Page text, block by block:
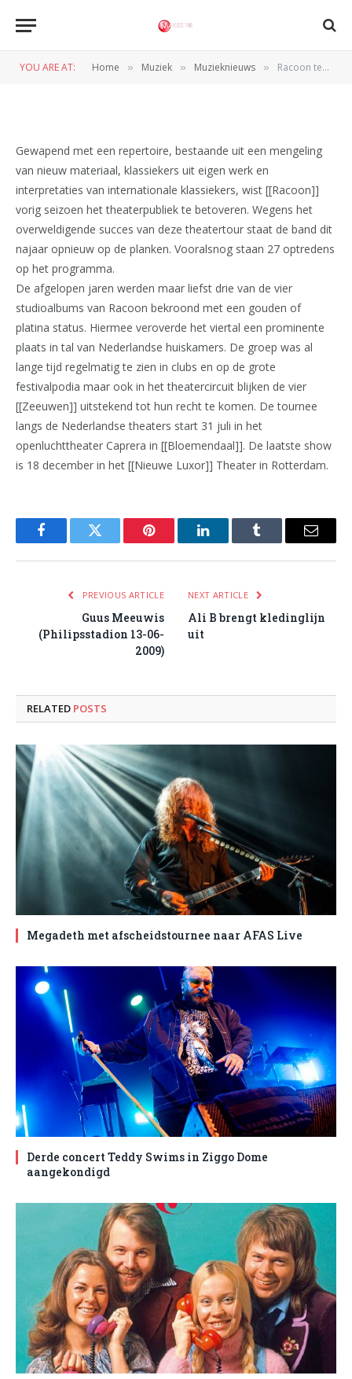
YOU ARE AT: Home » Muziek » Muzieknieuws » Racoon terug op de buhne
Gewapend met een repertoire, bestaande uit een mengeling
van nieuw materiaal, klassiekers uit eigen werk en
interpretaties van internationale klassiekers, wist [[Racoon]]
vorig seizoen het theaterpubliek te betoveren. Wegens het
overweldigende succes van deze theatertour staat de band dit
najaar opnieuw op de planken. Vooralsnog staan 27 optredens
op het programma.
De afgelopen jaren werden maar liefst drie van de vier
studioalbums van Racoon bekroond met een gouden of
platina status. Hiermee veroverde het viertal een prominente
plaats in tal van Nederlandse huiskamers. De groep was al
lange tijd regelmatig te zien in clubs en op de grote
festivalpodia maar ook in het theatercircuit blijken de vier
[[Zeeuwen]] uitstekend tot hun recht te komen. De tournee
langs de Nederlandse theaters start 31 juli in het
openluchttheater Caprera in [[Bloemendaal]]. De laatste show
is 18 december in het [[Nieuwe Luxor]] Theater in Rotterdam.
FacebookTwitter Pinterest LinkedInTumblr Email
PREVIOUS ARTICLE
Guus Meeuwis
(Philipsstadion 13-06-
2009)
NEXT ARTICLE
Ali B brengt kledinglijn
uit
RELATED POSTS
Megadeth met afscheidstournee naar AFAS Live
Derde concert Teddy Swims in Ziggo Dome
aangekondigd